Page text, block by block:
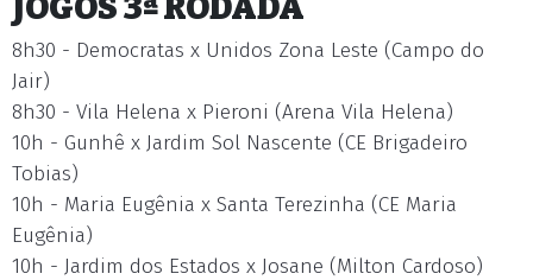
8h30 - Democratas x Unidos Zona Leste (Campo do
Jair)
8h30 - Vila Helena x Pieroni (Arena Vila Helena)
10h - Gunhê x Jardim Sol Nascente (CE Brigadeiro
Tobias)
10h - Maria Eugênia x Santa Terezinha (CE Maria
Eugênia)
10h - Jardim dos Estados x Josane (Milton Cardoso)